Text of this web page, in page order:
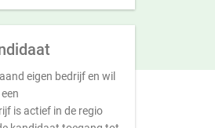
eigen bedrijf en wil
is actief in de regio